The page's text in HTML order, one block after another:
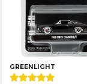
GREENLIGHT